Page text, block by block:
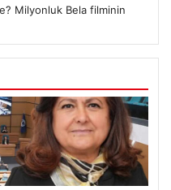
Milyonluk Bela filminin